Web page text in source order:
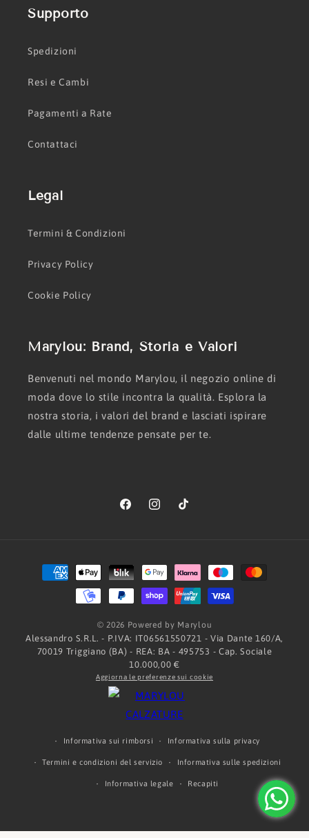
Supporto
Spedizioni
Resi e Cambi
Pagamenti a Rate
Contattaci
Legal
Termini & Condizioni
Privacy Policy
Cookie Policy
Marylou: Brand, Storia e Valori
Benvenuti nel mondo Marylou, il negozio online di
moda dove lo stile incontra la qualità. Esplora la
nostra storia, i valori del brand e lasciati ispirare
dalle ultime tendenze pensate per te.
FacebookInstagramTikTok
Metodi
di
pagamento
© 2026 Powered by Marylou
Alessandro S.R.L. - P.IVA: IT06561550721 - Via Dante 160/A,
70019 Triggiano (BA) - REA: BA - 495753 - Cap. Sociale
10.000,00 €
Aggiorna le preferenze sui cookie
Informativa sui rimborsi Informativa sulla privacy
Termini e condizioni del servizio Informativa sulle spedizioni
Informativa legale Recapiti